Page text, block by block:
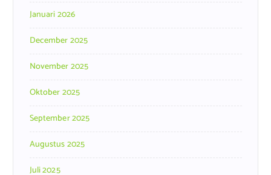
Januari 2026
December 2025
November 2025
Oktober 2025
September 2025
Augustus 2025
Juli 2025